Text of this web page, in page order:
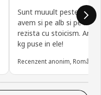
Sunt muuult peste
avem si pe alb si pe
rezista cu stoicism. Am
kg puse in ele!
Recenzent anonim, România